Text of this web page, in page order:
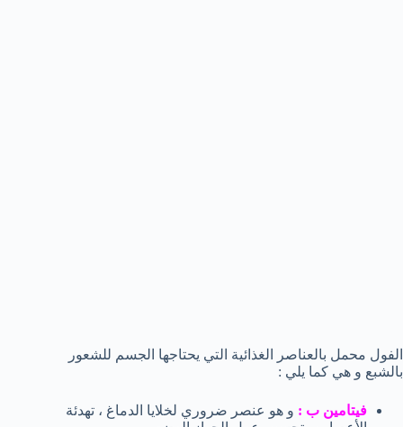
الفول محمل بالعناصر الغذائية التي يحتاجها الجسم للشعور
بالشبع و هي كما يلي :
فيتامين ب : و هو عنصر ضروري لخلايا الدماغ ، تهدئة